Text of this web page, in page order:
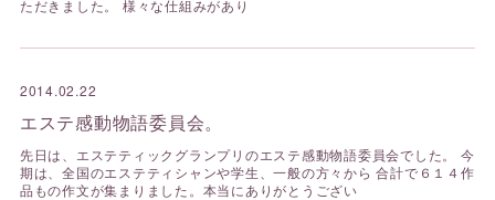
ただきました。 様々な仕組みがあり
2014.02.22
エステ感動物語委員会。
先日は、エステティックグランプリのエステ感動物語委員会でした。 今
期は、全国のエステティシャンや学生、一般の方々から 合計で６１４作
品もの作文が集まりました。本当にありがとうござい